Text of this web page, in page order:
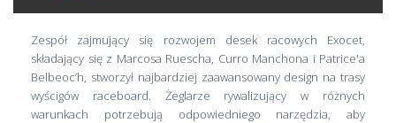
Zespół zajmujący się rozwojem desek racowych Exocet,
składający się z Marcosa Ruescha, Curro Manchona i Patrice'a
Belbeoc’h, stworzył najbardziej zaawansowany design na trasy
wyścigów raceboard. Żeglarze rywalizujący w różnych
warunkach potrzebują odpowiedniego narzędzia, aby